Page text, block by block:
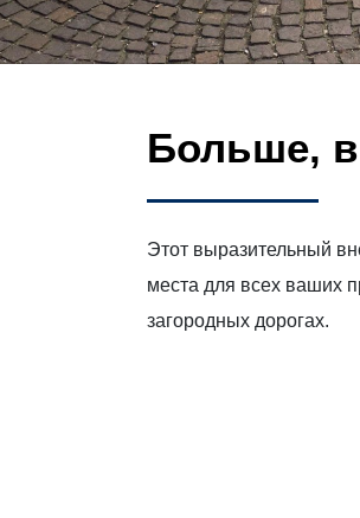
Больше,
Этот выразительный
места для всех ваших
загородных дорогах.